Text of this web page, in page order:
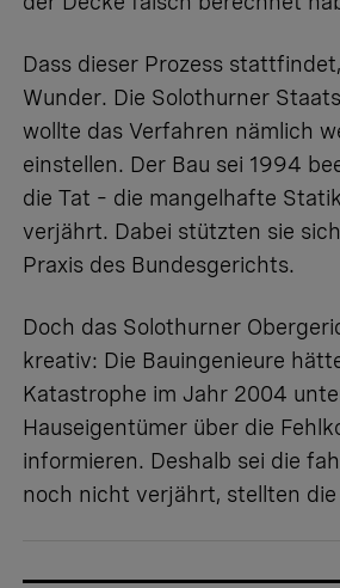
Dass dieser Prozess
Wunder. Die Solothurner
wollte das Verfahren nämlich
einstellen. Der Bau sei 1994
die Tat – die mangelhafte
verjährt. Dabei stützten sie
Praxis des Bundesgerichts.
Doch das Solothurner
kreativ: Die Bauingenieure
Katastrophe im Jahr 2004
Hauseigentümer über die
informieren. Deshalb sei die
noch nicht verjährt, stellten